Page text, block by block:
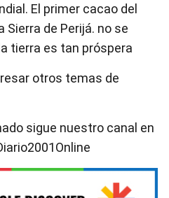
El primer cacao del
Sierra de Perijá. no se
tierra es tan próspera
otros temas de
sigue nuestro canal en